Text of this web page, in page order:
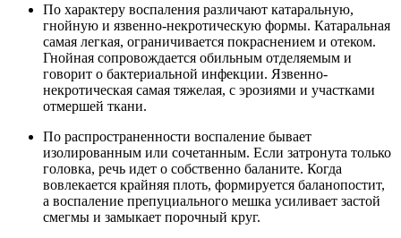
По характеру воспаления различают катаральную,
гнойную и язвенно-некротическую формы. Катаральная
самая легкая, ограничивается покраснением и отеком.
Гнойная сопровождается обильным отделяемым и
говорит о бактериальной инфекции. Язвенно-
некротическая самая тяжелая, с эрозиями и участками
отмершей ткани.
По распространенности воспаление бывает
изолированным или сочетанным. Если затронута только
головка, речь идет о собственно баланите. Когда
вовлекается крайняя плоть, формируется баланопостит,
а воспаление препуциального мешка усиливает застой
смегмы и замыкает порочный круг.